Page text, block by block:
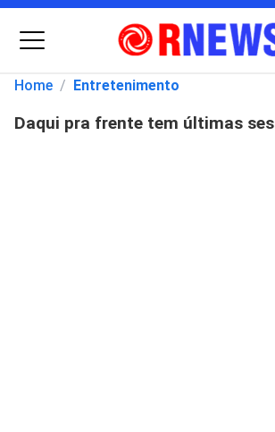
Menu
Pesquisar
Home / Entretenimento
Daqui pra frente tem últimas